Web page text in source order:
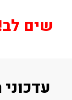
שים